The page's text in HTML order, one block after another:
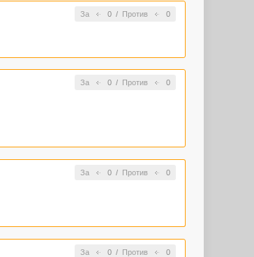
За 0/ Против 0
За 0/ Против 0
За 0/ Против 0
За 0/ Против 0